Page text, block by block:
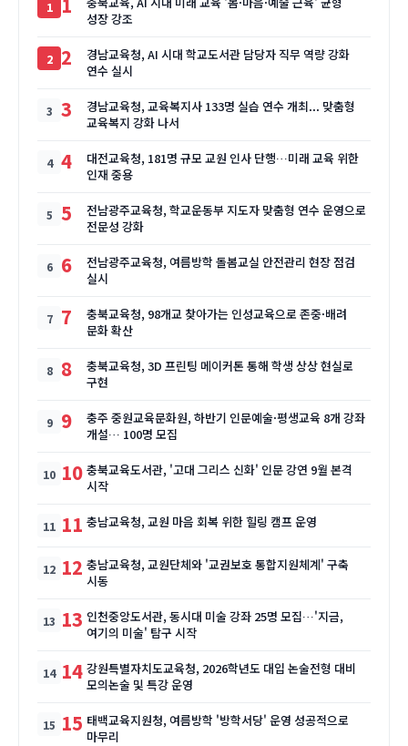
성장 강조
2
경남교육청, AI 시대 학교도서관 담당자 직무 역량 강화
연수 실시
3
경남교육청, 교육복지사 133명 실습 연수 개최... 맞춤형
교육복지 강화 나서
4
대전교육청, 181명 규모 교원 인사 단행…미래 교육 위한
인재 중용
5
전남광주교육청, 학교운동부 지도자 맞춤형 연수 운영으로
전문성 강화
6
전남광주교육청, 여름방학 돌봄교실 안전관리 현장 점검
실시
7
충북교육청, 98개교 찾아가는 인성교육으로 존중·배려
문화 확산
8
충북교육청, 3D 프린팅 메이커톤 통해 학생 상상 현실로
구현
9
충주 중원교육문화원, 하반기 인문예술·평생교육 8개 강좌
개설… 100명 모집
10 충북교육도서관, '고대 그리스 신화' 인문 강연 9월 본격
시작
11 충남교육청, 교원 마음 회복 위한 힐링 캠프 운영
12 충남교육청, 교원단체와 '교권보호 통합지원체계' 구축
시동
13 인천중앙도서관, 동시대 미술 강좌 25명 모집…'지금,
여기의 미술' 탐구 시작
14 강원특별자치도교육청, 2026학년도 대입 논술전형 대비
모의논술 및 특강 운영
15 태백교육지원청, 여름방학 '방학서당' 운영 성공적으로
마무리